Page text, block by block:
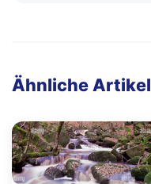
Ähnliche Artikel